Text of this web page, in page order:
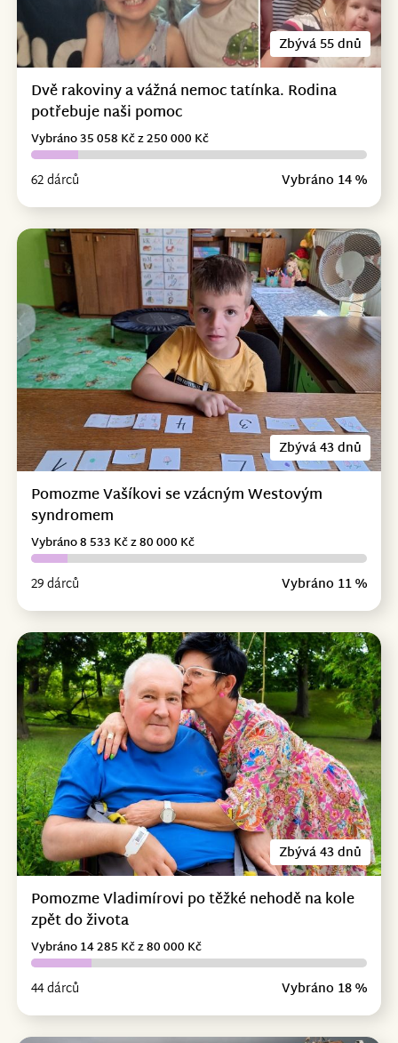
Zbývá 55 dnů
Dvě rakoviny a vážná nemoc tatínka. Rodina
potřebuje naši pomoc
62 dárců Vybráno 14 %
Vybráno 35 058 Kč z 250 000 Kč
Zbývá 43 dnů
Pomozme Vašíkovi se vzácným Westovým
syndromem
29 dárců Vybráno 11 %
Vybráno 8 533 Kč z 80 000 Kč
Zbývá 43 dnů
Pomozme Vladimírovi po těžké nehodě na kole
zpět do života
44 dárců Vybráno 18 %
Vybráno 14 285 Kč z 80 000 Kč